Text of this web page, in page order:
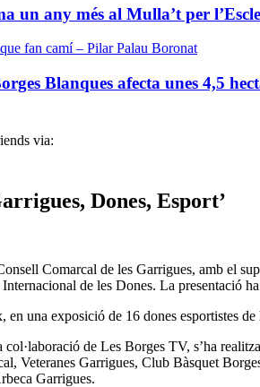
un any més al Mulla’t per
Blanques afecta unes 4,5
via:
Dones, Esport’
Comarcal de les Garrigues, amb el
de les Dones. La presentació
una exposició de 16 dones esportistes
col·laboració de Les Borges TV, s’ha
Veteranes Garrigues, Club Bàsquet
Garrigues.